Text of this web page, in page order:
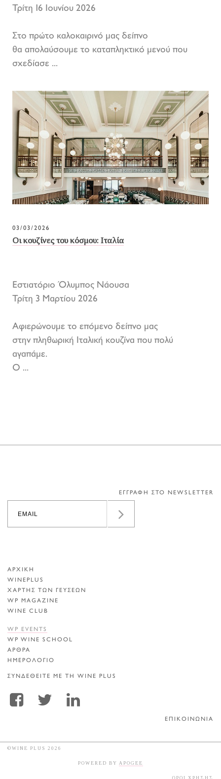
Τρίτη 16 Ιουνίου 2026
Στο πρώτο καλοκαιρινό μας δείπνο
θα απολαύσουμε το καταπληκτικό μενού που
σχεδίασε ...
03/03/2026
Οι κουζίνες του κόσμου: Ιταλία
Εστιατόριο Όλυμπος Νάουσα
Τρίτη 3 Μαρτίου 2026
Αφιερώνουμε το επόμενο δείπνο μας
στην πληθωρική Ιταλική κουζίνα που πολύ
αγαπάμε.
Ο ...
ΕΓΓΡΑΦΗ ΣΤΟ NEWSLETTER
ΑΡΧΙΚΗ
WINEPLUS
ΧΑΡΤΗΣ ΤΩΝ ΓΕΥΣΕΩΝ
WP MAGAZINE
WINE CLUB
WP EVENTS
WP WINE SCHOOL
ΑΡΘΡΑ
ΗΜΕΡΟΛΟΓΙΟ
ΣΥΝΔΕΘΕΙΤΕ ΜΕ ΤΗ WINE PLUS
ΕΠΙΚΟΙΝΩΝΙΑ
©WINE PLUS 2026
POWERED BY APOGEE
ΟΡΟΙ ΧΡΗΣΗΣ